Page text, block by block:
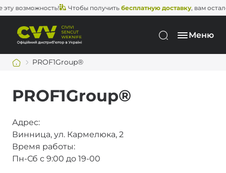
возможность! Чтобы получитьбесплатную доставку, вам
Меню
PROF1Group®
PROF1Group®
Адрес:
Винница, ул. Кармелюка, 2
Время работы:
Пн-Сб с 9:00 до 19-00